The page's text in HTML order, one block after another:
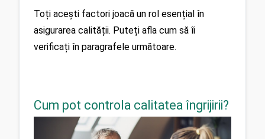
Toți acești factori joacă un rol esențial în
asigurarea calității. Puteți afla cum să îi
verificați în paragrafele următoare.
Cum pot controla calitatea îngrijirii?